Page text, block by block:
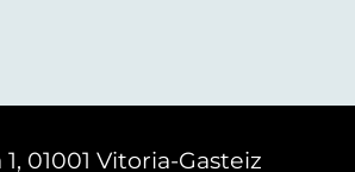
01001 Vitoria-Gasteiz